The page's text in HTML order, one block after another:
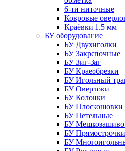
6-ти ниточные
Ковровые
Краёвки 1.5 мм
БУ оборудование
БУ Двухиголки
БУ Закрепочные
БУ Зиг-Заг
БУ Краеобрезки
БУ Игольный
БУ Оверлоки
БУ Колонки
БУ Плоскошовки
БУ Петельные
БУ
БУ Прямострочки
БУ